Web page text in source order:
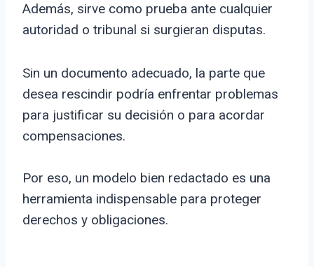
Además, sirve como prueba ante cualquier
autoridad o tribunal si surgieran disputas.
Sin un documento adecuado, la parte que
desea rescindir podría enfrentar problemas
para justificar su decisión o para acordar
compensaciones.
Por eso, un modelo bien redactado es una
herramienta indispensable para proteger
derechos y obligaciones.